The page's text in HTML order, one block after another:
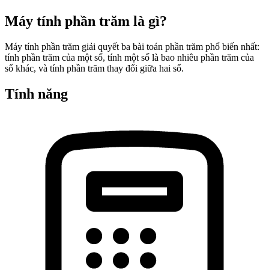
Máy tính phần trăm là gì?
Máy tính phần trăm giải quyết ba bài toán phần trăm phổ biến nhất:
tính phần trăm của một số, tính một số là bao nhiêu phần trăm của
số khác, và tính phần trăm thay đổi giữa hai số.
Tính năng